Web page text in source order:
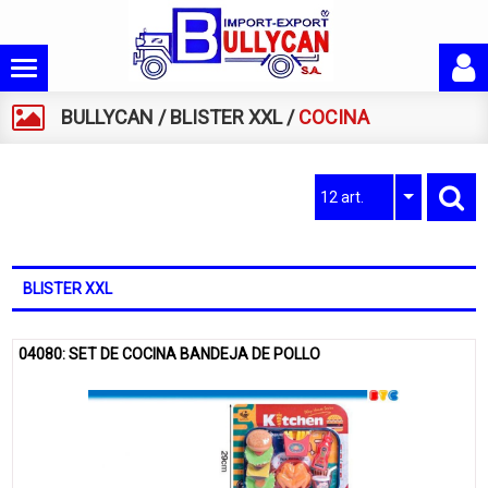
BULLYCAN /BLISTER XXL/COCINA
12 art.
BLISTER XXL
04080: SET DE COCINA BANDEJA DE POLLO